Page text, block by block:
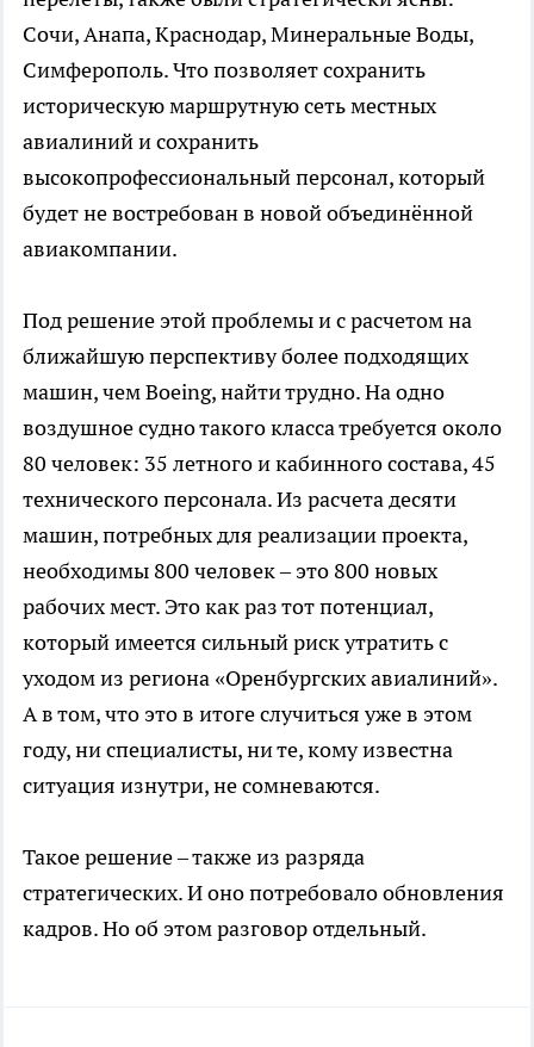
Сочи, Анапа, Краснодар, Минеральные Воды,
Симферополь. Что позволяет сохранить
историческую маршрутную сеть местных
авиалиний и сохранить
высокопрофессиональный персонал, который
будет не востребован в новой объединённой
авиакомпании.
Под решение этой проблемы и с расчетом на
ближайшую перспективу более подходящих
машин, чем Boeing, найти трудно. На одно
воздушное судно такого класса требуется около
80 человек: 35 летного и кабинного состава, 45
технического персонала. Из расчета десяти
машин, потребных для реализации проекта,
необходимы 800 человек – это 800 новых
рабочих мест. Это как раз тот потенциал,
который имеется сильный риск утратить с
уходом из региона «Оренбургских авиалиний».
А в том, что это в итоге случиться уже в этом
году, ни специалисты, ни те, кому известна
ситуация изнутри, не сомневаются.
Такое решение – также из разряда
стратегических. И оно потребовало обновления
кадров. Но об этом разговор отдельный.